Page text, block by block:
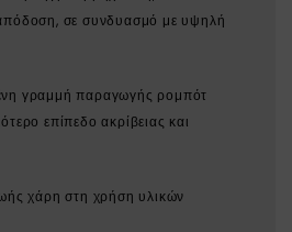
σε συνδυασμό με υψηλή
γραμμή παραγωγής ρομπότ
επίπεδο ακρίβειας και
χάρη στη χρήση υλικών